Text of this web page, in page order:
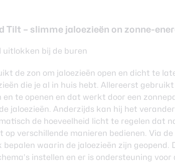
Tilt – slimme jaloezieën on zonne-
uitlokken bij de buren
de zon om jaloezieën open en dicht te
die je al in huis hebt. Allereerst
en te openen en dat werkt door een
jaloezieën. Anderzijds kan hij het
de hoeveelheid licht te regelen dat
op verschillende manieren bedienen. Via
waarin de jaloezieën zijn geopend.
instellen en er is ondersteuning voor